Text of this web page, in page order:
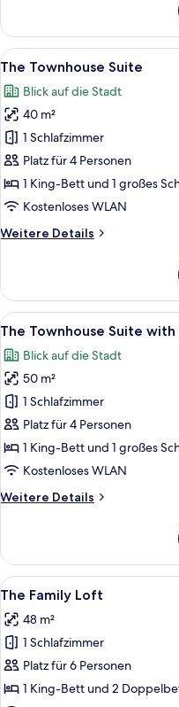
Studio
with
Terrace
City
View
Alle
Fotos
für
The
Townhouse
Suite
anzeigen
7
The Townhouse Suite
Blick auf die Stadt
40 m²
1 Schlafzimmer
Platz für 4 Personen
1 King-Bett und 1 großes
Kostenloses WLAN
Weitere Details
Weitere
Townhouse
Suite
Alle
Fotos
für
The
Townhouse
Suite
with
Terrace
8
The Townhouse Suite with
Blick auf die Stadt
50 m²
1 Schlafzimmer
Platz für 4 Personen
1 King-Bett und 1 großes
Kostenloses WLAN
Weitere Details
Weitere
Townhouse
Suite
with
Alle
Fotos
für
The
Family
Loft
7
The Family Loft
48 m²
1 Schlafzimmer
Platz für 6 Personen
1 King-Bett und 2